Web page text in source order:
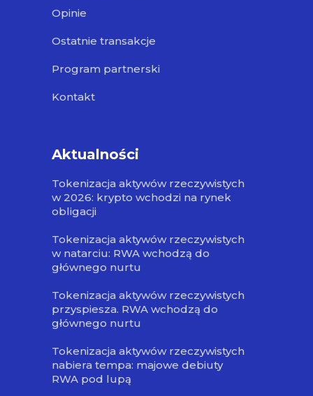
Opinie
Ostatnie transakcje
Program partnerski
Kontakt
Aktualności
Tokenizacja aktywów rzeczywistych
w 2026: krypto wchodzi na rynek
obligacji
Tokenizacja aktywów rzeczywistych
w natarciu: RWA wchodzą do
głównego nurtu
Tokenizacja aktywów rzeczywistych
przyspiesza. RWA wchodzą do
głównego nurtu
Tokenizacja aktywów rzeczywistych
nabiera tempa: majowe debiuty
RWA pod lupą